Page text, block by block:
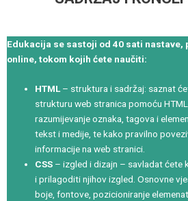
Edukacija se sastoji od 40 sati nastave,
online, tokom kojih ćete naučiti:
HTML– struktura i sadržaj: saznat
strukturu web stranica pomoću
razumijevanje oznaka, tagova i
tekst i medije, te kako pravilno
informacije na web stranici.
CSS – izgled i dizajn – savladat ćete
i prilagoditi njihov izgled. Osnovne
boje, fontove, pozicioniranje